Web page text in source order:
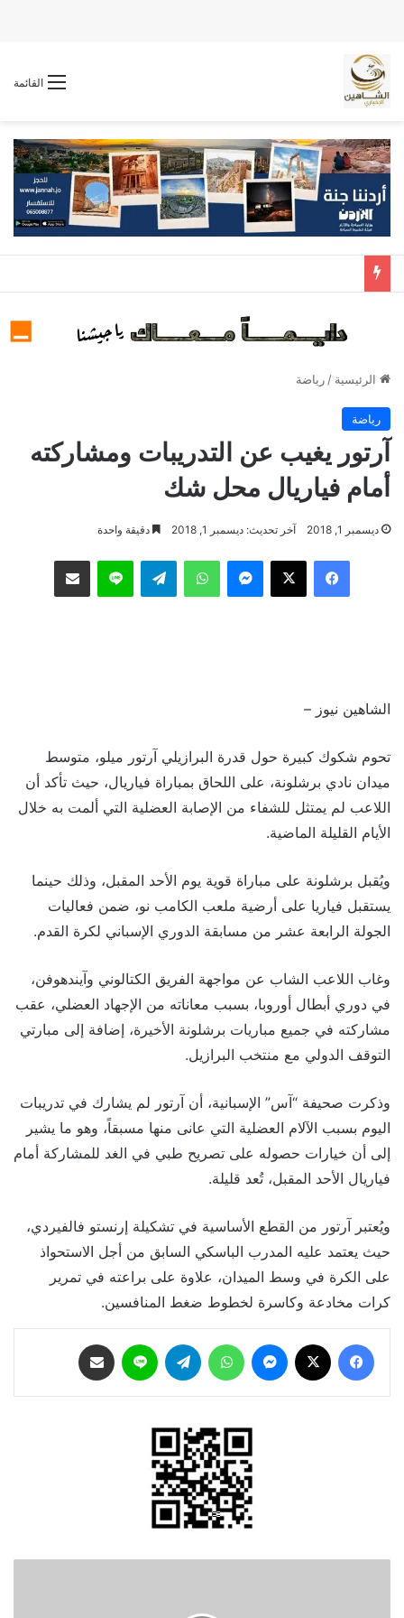
القائمة
الرئيسية / رياضة
رياضة
آرتور يغيب عن التدريبات ومشاركته
أمام فياريال محل شك
ديسمبر 1, 2018 آخر تحديث: ديسمبر 1, 2018 دقيقة واحدة
فيسبوك ‫X ماسنجر واتساب تيلقرام لاين مشاركة عبر البريد
الشاهين نيوز –
تحوم شكوك كبيرة حول قدرة البرازيلي آرتور ميلو، متوسط
ميدان نادي برشلونة، على اللحاق بمباراة فياريال، حيث تأكد أن
اللاعب لم يمتثل للشفاء من الإصابة العضلية التي ألمت به خلال
الأيام القليلة الماضية.
ويُقبل برشلونة على مباراة قوية يوم الأحد المقبل، وذلك حينما
يستقبل فياريا على أرضية ملعب الكامب نو، ضمن فعاليات
الجولة الرابعة عشر من مسابقة الدوري الإسباني لكرة القدم.
وغاب اللاعب الشاب عن مواجهة الفريق الكتالوني وآيندهوفن،
في دوري أبطال أوروبا، بسبب معاناته من الإجهاد العضلي، عقب
مشاركته في جميع مباريات برشلونة الأخيرة، إضافة إلى مبارتي
التوقف الدولي مع منتخب البرازيل.
وذكرت صحيفة “آس” الإسبانية، أن آرتور لم يشارك في تدريبات
اليوم بسبب الآلام العضلية التي عانى منها مسبقاً، وهو ما يشير
إلى أن خيارات حصوله على تصريح طبي في الغد للمشاركة أمام
فياريال الأحد المقبل، تُعد قليلة.
ويُعتبر آرتور من القطع الأساسية في تشكيلة إرنستو فالفيردي،
حيث يعتمد عليه المدرب الباسكي السابق من أجل الاستحواذ
على الكرة في وسط الميدان، علاوة على براعته في تمرير
كرات مخادعة وكاسرة لخطوط ضغط المنافسين.
فيسبوك ماسنجر واتساب تيلقرام لاين